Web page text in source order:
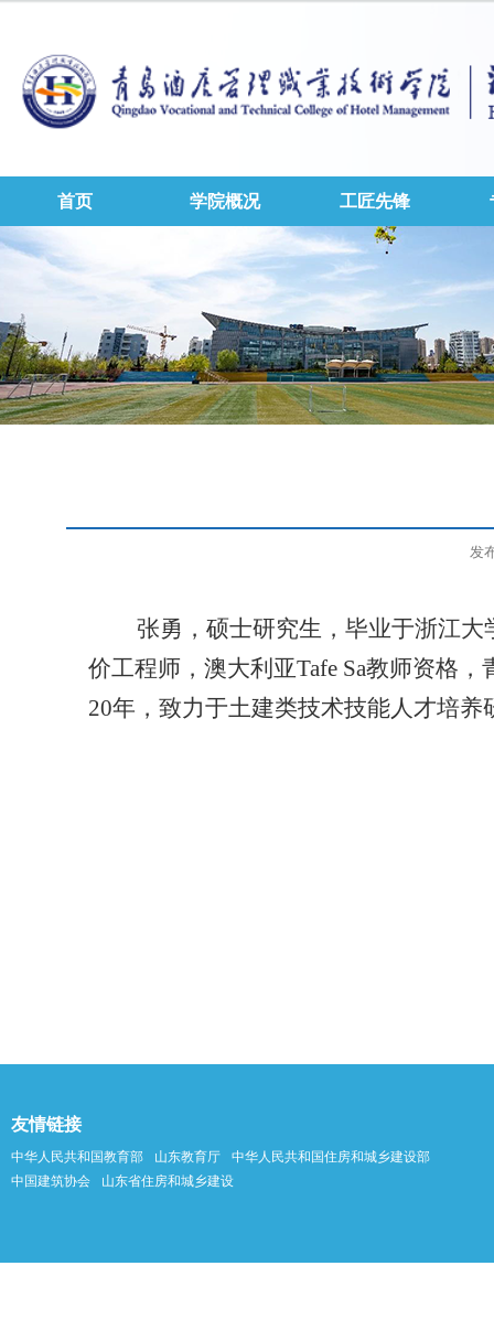
首页 学院概况 工匠先锋
发
张勇，硕士研究生，毕业于浙江大
价工程师，澳大利亚Tafe Sa教师资格
20年，致力于土建类技术技能人才培养
友情链接
中华人民共和国教育部 山东教育厅
中华人民共和国住房和城乡建设部
中国建筑协会
山东省住房和城乡建设